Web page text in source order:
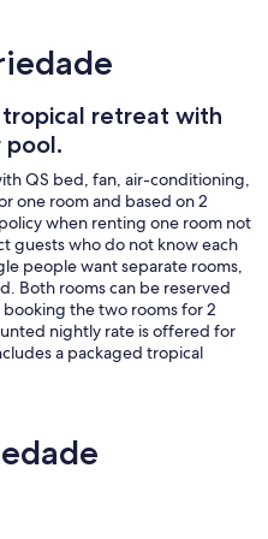
tropical retreat with
pool.
QS bed, fan, air-conditioning,
one room and based on 2
when renting one room not
guests who do not know each
people want separate rooms,
Both rooms can be reserved
the two rooms for 2
nightly rate is offered for
a packaged tropical
separated from the main